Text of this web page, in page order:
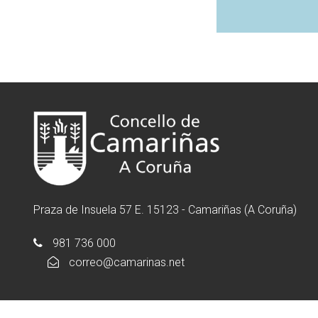
Praza de Insuela 57 E. 15123 - Camariñas (A Coruña)
981 736 000
correo@camarinas.net